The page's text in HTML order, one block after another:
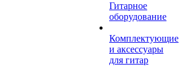
Гитарное
оборудование
Комплектующие
и аксессуары
для гитар